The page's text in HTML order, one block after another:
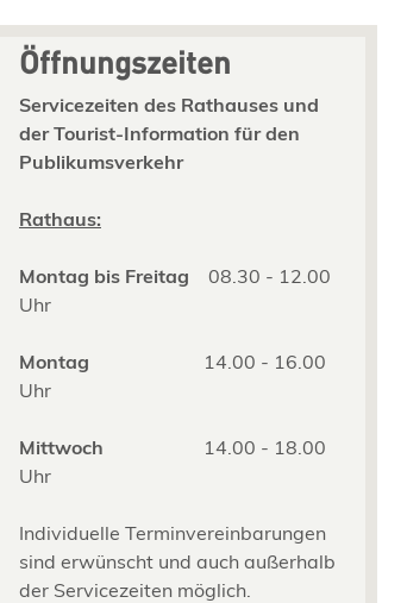
Öffnungszeiten
Servicezeiten des Rathauses und
der Tourist-Information für den
Publikumsverkehr
Rathaus:
Montag bis Freitag 08.30 - 12.00
Uhr
Montag
14.00 - 16.00
Uhr
Mittwoch
14.00 - 18.00
Uhr
Individuelle Terminvereinbarungen
sind erwünscht und auch außerhalb
der Servicezeiten möglich.